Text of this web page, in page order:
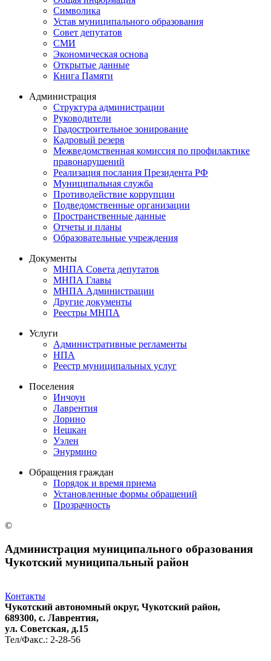
Символика
Устав муниципального образования
Совет депутатов
СМИ
Экономическая основа
Открытые данные
Книга Памяти
Администрация
Структура администрации
Руководители
Градостроительное зонирование
Кадровый резерв
Межведомственная комиссия по профилактике
правонарушений
Реализация послания Президента РФ
Муниципальная служба
Противодействие коррупции
Подведомственные организации
Пространственные данные
Отчеты и планы
Образовательные учреждения
Документы
МНПА Совета депутатов
МНПА Главы
МНПА Администрации
Другие документы
Реестры МНПА
Услуги
Административные регламенты
НПА
Реестр муниципальных услуг
Поселения
Инчоун
Лаврентия
Лорино
Нешкан
Уэлен
Энурмино
Обращения граждан
Порядок и время приема
Установленные формы обращений
Прозрачность
©
Администрация муниципального образования
Чукотский муниципальный район
Контакты
Чукотский автономный округ, Чукотский район,
689300, с. Лаврентия,
ул. Советская, д.15
Тел/Факс.: 2-28-56